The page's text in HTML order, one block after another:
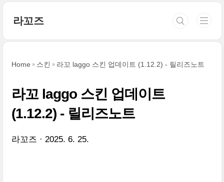
라꼬즈
Home 스킨 라꼬 laggo 스킨 업데이트 (1.12.2) - 릴리즈노트
라꼬 laggo 스킨 업데이트
(1.12.2) - 릴리즈노트
라꼬즈 2025. 6. 25.